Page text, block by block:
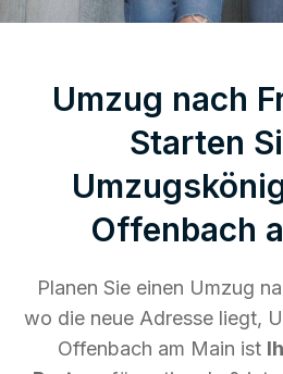
Umzug nach
Starten
Offenbach
Planen Sie einen Umzug
wo die neue Adresse liegt,
Offenbach am Main ist